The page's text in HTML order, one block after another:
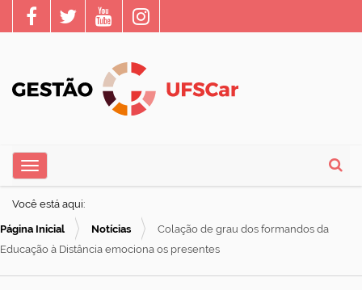
Busca
e
g
Toggle navigation
Você está aqui:
Página Inicial Notícias
Colação de grau dos formandos da
Educação à Distância emociona os presentes